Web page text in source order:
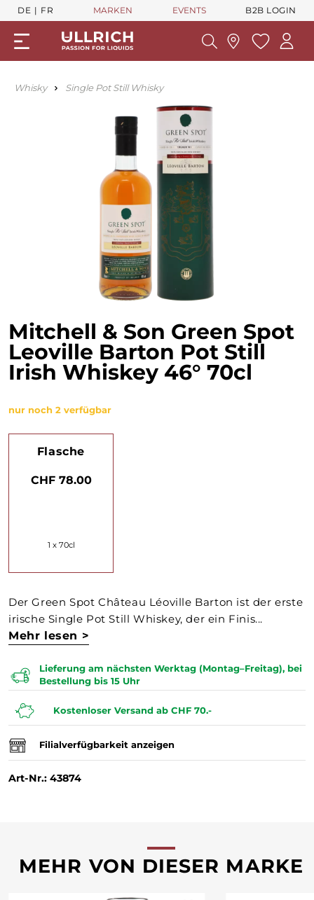
DE FR MARKEN EVENTS B2B LOGIN
Whisky Single Pot Still Whisky
Mitchell & Son Green Spot
Leoville Barton Pot Still
Irish Whiskey 46° 70cl
nur noch 2 verfügbar
Flasche
CHF 78.00
1 x 70cl
Der Green Spot Château Léoville Barton ist der erste
irische Single Pot Still Whiskey, der ein Finis...
Mehr lesen >
Lieferung am nächsten Werktag (Montag–Freitag), bei
Bestellung bis 15 Uhr
Kostenloser Versand ab CHF 70.-
Filialverfügbarkeit anzeigen
Art-Nr.: 43874
MEHR VON DIESER MARKE